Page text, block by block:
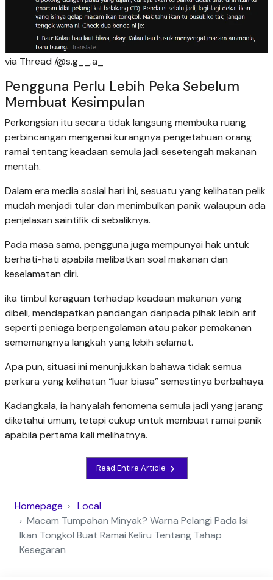
via Thread /@s.g__.a_
Pengguna Perlu Lebih Peka Sebelum
Membuat Kesimpulan
Perkongsian itu secara tidak langsung membuka ruang
perbincangan mengenai kurangnya pengetahuan orang
ramai tentang keadaan semula jadi sesetengah makanan
mentah.
Dalam era media sosial hari ini, sesuatu yang kelihatan pelik
mudah menjadi tular dan menimbulkan panik walaupun ada
penjelasan saintifik di sebaliknya.
Pada masa sama, pengguna juga mempunyai hak untuk
berhati-hati apabila melibatkan soal makanan dan
keselamatan diri.
ika timbul keraguan terhadap keadaan makanan yang
dibeli, mendapatkan pandangan daripada pihak lebih arif
seperti peniaga berpengalaman atau pakar pemakanan
sememangnya langkah yang lebih selamat.
Apa pun, situasi ini menunjukkan bahawa tidak semua
perkara yang kelihatan “luar biasa” semestinya berbahaya.
Kadangkala, ia hanyalah fenomena semula jadi yang jarang
diketahui umum, tetapi cukup untuk membuat ramai panik
apabila pertama kali melihatnya.
Read Entire Article
Homepage
Local
Macam Tumpahan Minyak? Warna Pelangi Pada Isi
Ikan Tongkol Buat Ramai Keliru Tentang Tahap
Kesegaran